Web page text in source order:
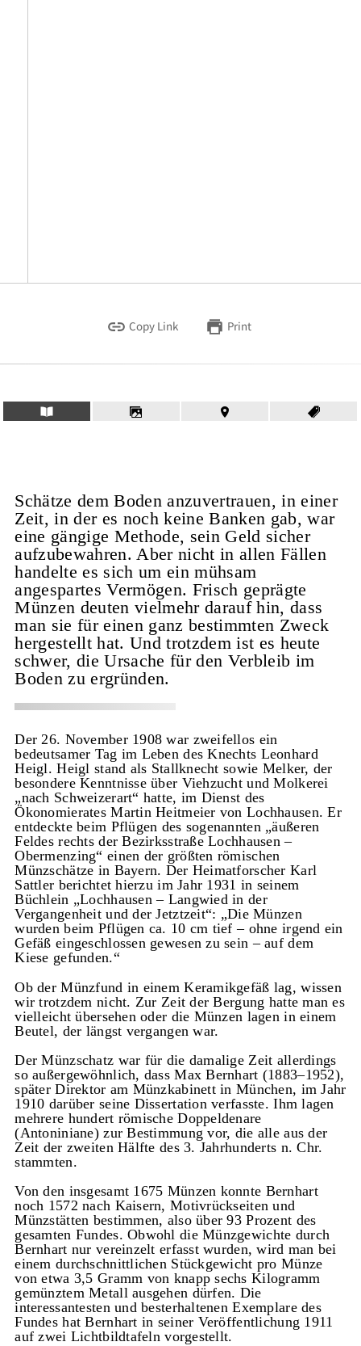
Copy Link Print
Schätze dem Boden anzuvertrauen, in einer
Zeit, in der es noch keine Banken gab, war
eine gängige Methode, sein Geld sicher
aufzubewahren. Aber nicht in allen Fällen
handelte es sich um ein mühsam
angespartes Vermögen. Frisch geprägte
Münzen deuten vielmehr darauf hin, dass
man sie für einen ganz bestimmten Zweck
hergestellt hat. Und trotzdem ist es heute
schwer, die Ursache für den Verbleib im
Boden zu ergründen.
Der 26. November 1908 war zweifellos ein
bedeutsamer Tag im Leben des Knechts Leonhard
Heigl. Heigl stand als Stallknecht sowie Melker, der
besondere Kenntnisse über Viehzucht und Molkerei
„nach Schweizerart“ hatte, im Dienst des
Ökonomierates Martin Heitmeier von Lochhausen. Er
entdeckte beim Pflügen des sogenannten „äußeren
Feldes rechts der Bezirksstraße Lochhausen –
Obermenzing“ einen der größten römischen
Münzschätze in Bayern. Der Heimatforscher Karl
Sattler berichtet hierzu im Jahr 1931 in seinem
Büchlein „Lochhausen – Langwied in der
Vergangenheit und der Jetztzeit“: „Die Münzen
wurden beim Pflügen ca. 10 cm tief – ohne irgend ein
Gefäß eingeschlossen gewesen zu sein – auf dem
Kiese gefunden.“
Ob der Münzfund in einem Keramikgefäß lag, wissen
wir trotzdem nicht. Zur Zeit der Bergung hatte man es
vielleicht übersehen oder die Münzen lagen in einem
Beutel, der längst vergangen war.
Der Münzschatz war für die damalige Zeit allerdings
so außergewöhnlich, dass Max Bernhart (1883–1952),
später Direktor am Münzkabinett in München, im Jahr
1910 darüber seine Dissertation verfasste. Ihm lagen
mehrere hundert römische Doppeldenare
(Antoniniane) zur Bestimmung vor, die alle aus der
Zeit der zweiten Hälfte des 3. Jahrhunderts n. Chr.
stammten.
Von den insgesamt 1675 Münzen konnte Bernhart
noch 1572 nach Kaisern, Motivrückseiten und
Münzstätten bestimmen, also über 93 Prozent des
gesamten Fundes. Obwohl die Münzgewichte durch
Bernhart nur vereinzelt erfasst wurden, wird man bei
einem durchschnittlichen Stückgewicht pro Münze
von etwa 3,5 Gramm von knapp sechs Kilogramm
gemünztem Metall ausgehen dürfen. Die
interessantesten und besterhaltenen Exemplare des
Fundes hat Bernhart in seiner Veröffentlichung 1911
auf zwei Lichtbildtafeln vorgestellt.